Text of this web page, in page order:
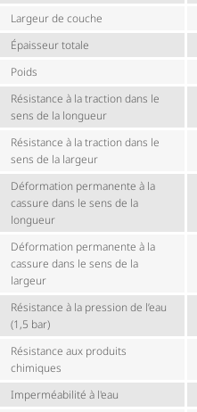
Largeur de couche
Épaisseur totale
Poids
Résistance à la traction dans le
sens de la longueur
Résistance à la traction dans le
sens de la largeur
Déformation permanente à la
cassure dans le sens de la
longueur
Déformation permanente à la
cassure dans le sens de la
largeur
Résistance à la pression de l’eau
(1,5 bar)
Résistance aux produits
chimiques
Imperméabilité à l'eau